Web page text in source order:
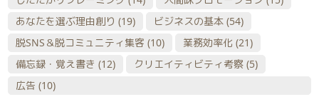
あなたを選ぶ理由創り (19) ビジネスの基本 (54)
脱SNS＆脱コミュニティ集客 (10) 業務効率化 (21)
備忘録・覚え書き (12) クリエイティビティ考察 (5)
広告 (10)